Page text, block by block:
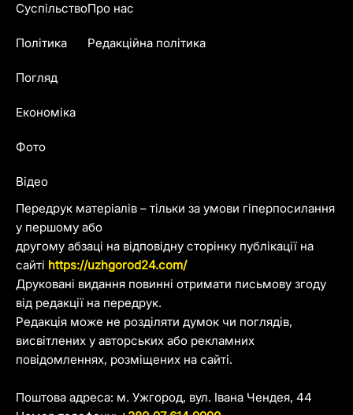
Передрук матеріалів – тільки за умови гіперпосилання
у першому або
другому абзаці на відповідну сторінку публікації на
сайті https://uzhgorod24.com/
Друковані видання повинні отримати письмову згоду
від редакції на передрук.
Редакція може не розділяти думок чи поглядів,
висвітлених у авторських або рекламних
повідомленнях, розміщених на сайті.
Поштова адреса: м. Ужгород, вул. Івана Чендея, 44
Суспільство
Політика
Погляд
Економіка
Фото
Відео
Про нас
Редакційна політика